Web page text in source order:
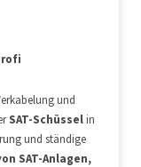
und
SAT-Schüsselin
und ständige
SAT-Anlagen,